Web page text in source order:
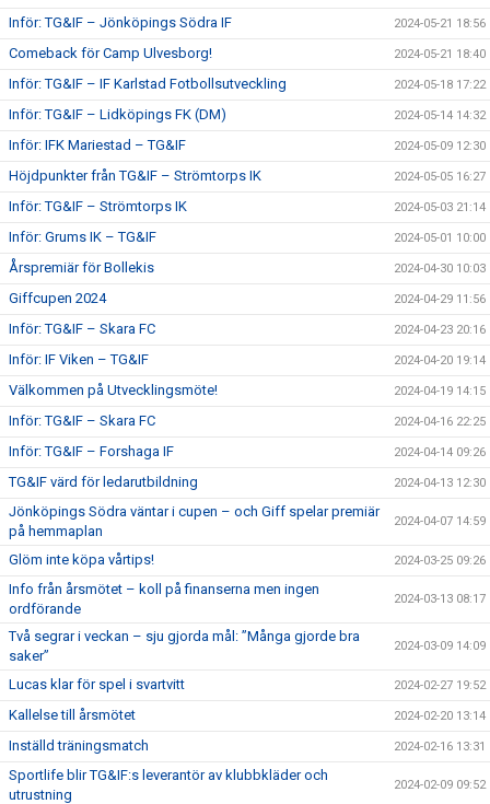
Inför: TG&IF – Jönköpings Södra IF 2024-05-21 18:56
Comeback för Camp Ulvesborg! 2024-05-21 18:40
Inför: TG&IF – IF Karlstad Fotbollsutveckling 2024-05-18 17:22
Inför: TG&IF – Lidköpings FK (DM) 2024-05-14 14:32
Inför: IFK Mariestad – TG&IF 2024-05-09 12:30
Höjdpunkter från TG&IF – Strömtorps IK 2024-05-05 16:27
Inför: TG&IF – Strömtorps IK 2024-05-03 21:14
Inför: Grums IK – TG&IF 2024-05-01 10:00
Årspremiär för Bollekis 2024-04-30 10:03
Giffcupen 2024 2024-04-29 11:56
Inför: TG&IF – Skara FC 2024-04-23 20:16
Inför: IF Viken – TG&IF 2024-04-20 19:14
Välkommen på Utvecklingsmöte! 2024-04-19 14:15
Inför: TG&IF – Skara FC 2024-04-16 22:25
Inför: TG&IF – Forshaga IF 2024-04-14 09:26
TG&IF värd för ledarutbildning 2024-04-13 12:30
Jönköpings Södra väntar i cupen – och Giff spelar premiär
på hemmaplan
2024-04-07 14:59
Glöm inte köpa vårtips! 2024-03-25 09:26
Info från årsmötet – koll på finanserna men ingen
ordförande
2024-03-13 08:17
Två segrar i veckan – sju gjorda mål: ”Många gjorde bra
saker”
2024-03-09 14:09
Lucas klar för spel i svartvitt 2024-02-27 19:52
Kallelse till årsmötet 2024-02-20 13:14
Inställd träningsmatch 2024-02-16 13:31
Sportlife blir TG&IF:s leverantör av klubbkläder och
utrustning
2024-02-09 09:52